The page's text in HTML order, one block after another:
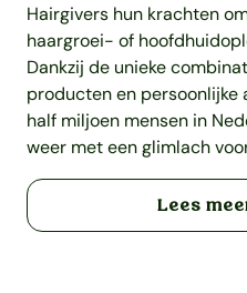
Hairgivers hun krachten
haargroei- of
Dankzij de unieke
producten en persoonlijke
half miljoen mensen in
weer met een glimlach
Lees